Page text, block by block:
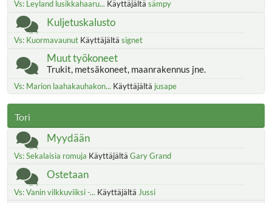
Vs: Leyland lusikkahaaru... Käyttäjältä sämpy
Kuljetuskalusto
Vs: Kuormavaunut Käyttäjältä signet
Muut työkoneet
Trukit, metsäkoneet, maanrakennus jne.
Vs: Marion laahakauhakon... Käyttäjältä jusape
Tori
Myydään
Vs: Sekalaisia romuja Käyttäjältä Gary Grand
Ostetaan
Vs: Vanin vilkkuviiksi -... Käyttäjältä Jussi